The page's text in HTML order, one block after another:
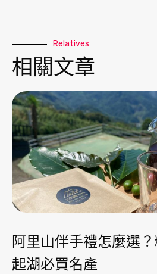
Relatives
相關文章
阿里山伴手禮怎麼選
起湖必買名產